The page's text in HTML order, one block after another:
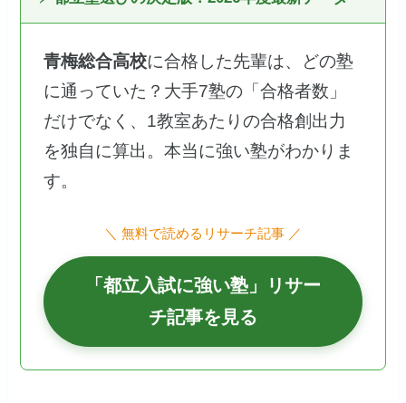
青梅総合高校に合格した先輩は、どの塾
に通っていた？大手7塾の「合格者数」
だけでなく、1教室あたりの合格創出力
を独自に算出。本当に強い塾がわかりま
す。
＼ 無料で読めるリサーチ記事 ／
「都立入試に強い塾」リサー
チ記事を見る